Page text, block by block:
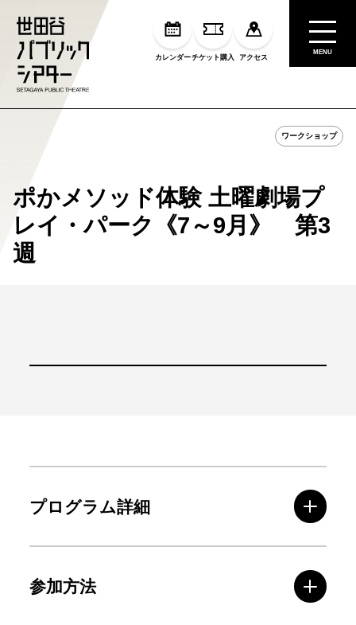
カレンダーチケット購入 アクセス
MENU
ワークショップ
ポかメソッド体験 土曜劇場プ
レイ・パーク《7～9月》 第3
週
プログラム詳細
参加方法